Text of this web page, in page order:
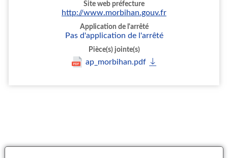
Site web préfecture
http://www.morbihan.gouv.fr
Application de l'arrêté
Pas d'application de l'arrêté
Pièce(s) jointe(s)
ap_morbihan.pdf